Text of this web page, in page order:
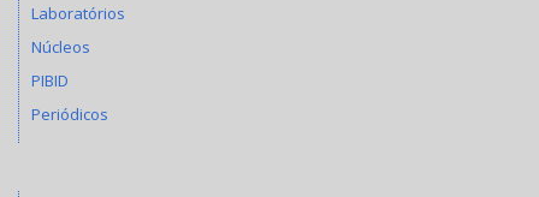
Laboratórios
Núcleos
PIBID
Periódicos